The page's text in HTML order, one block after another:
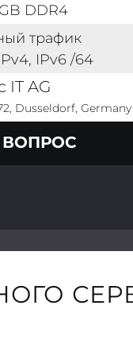
DDR4
трафик
IPv6 /64
IT AG
Dusseldorf, Germany
ВОПРОС